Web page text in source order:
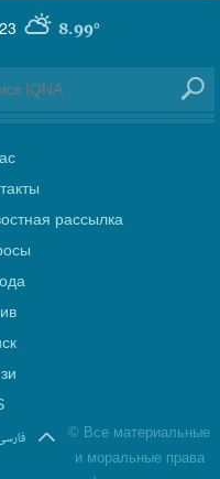
8.99°
рассылка
© Все материальные
и моральные права